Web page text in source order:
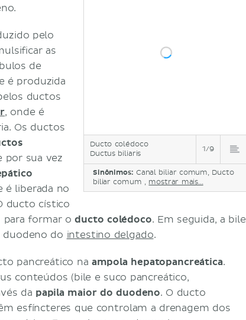
Ducto colédoco
Ductus biliaris
1/9
Sinônimos: Canal biliar comum, Ducto
biliar comum , mostrar mais...
pelo
as
de
é produzida
ductos
, onde é
Os ductos
por sua vez
é liberada no
ducto cístico
para formar oducto colédoco. Em seguida, a bile
duodeno do intestino delgado.
pancreático na ampola hepatopancreática.
conteúdos (bile e suco pancreático,
da papila maior do duodeno. O ducto
esfíncteres que controlam a drenagem dos